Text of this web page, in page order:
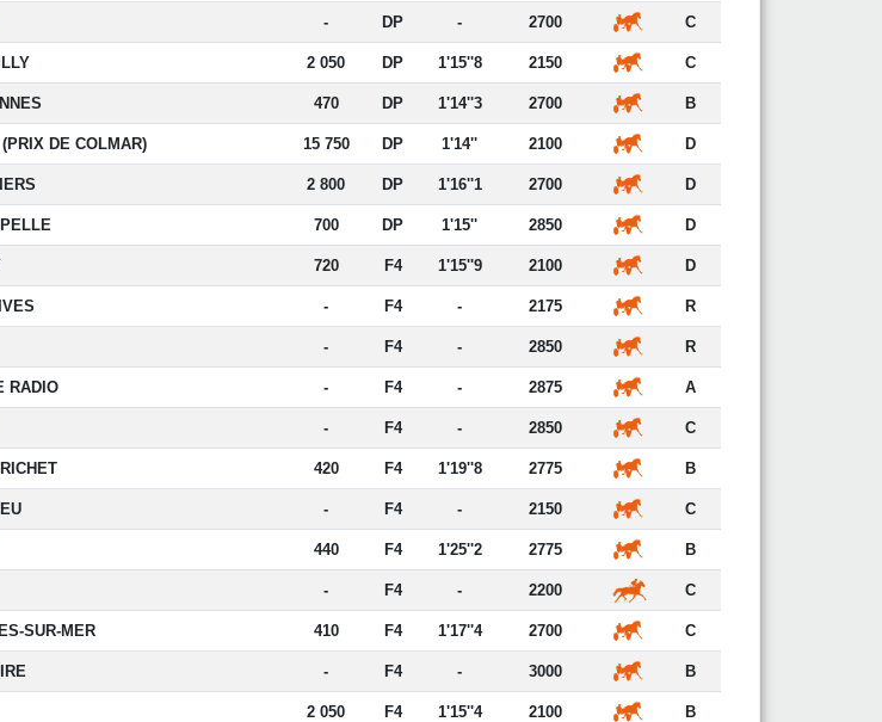
- DP - 2700 C
2 050 DP 1'15''8 2150 C
470 DP 1'14''3 2700 B
DE COLMAR) 15 750 DP 1'14'' 2100 D
2 800 DP 1'16''1 2700 D
700 DP 1'15'' 2850 D
720 F4 1'15''9 2100 D
- F4 - 2175 R
- F4 - 2850 R
RADIO - F4 - 2875 A
- F4 - 2850 C
420 F4 1'19''8 2775 B
- F4 - 2150 C
440 F4 1'25''2 2775 B
- F4 - 2200 C
SUR-MER 410 F4 1'17''4 2700 C
- F4 - 3000 B
2 050 F4 1'15''4 2100 B